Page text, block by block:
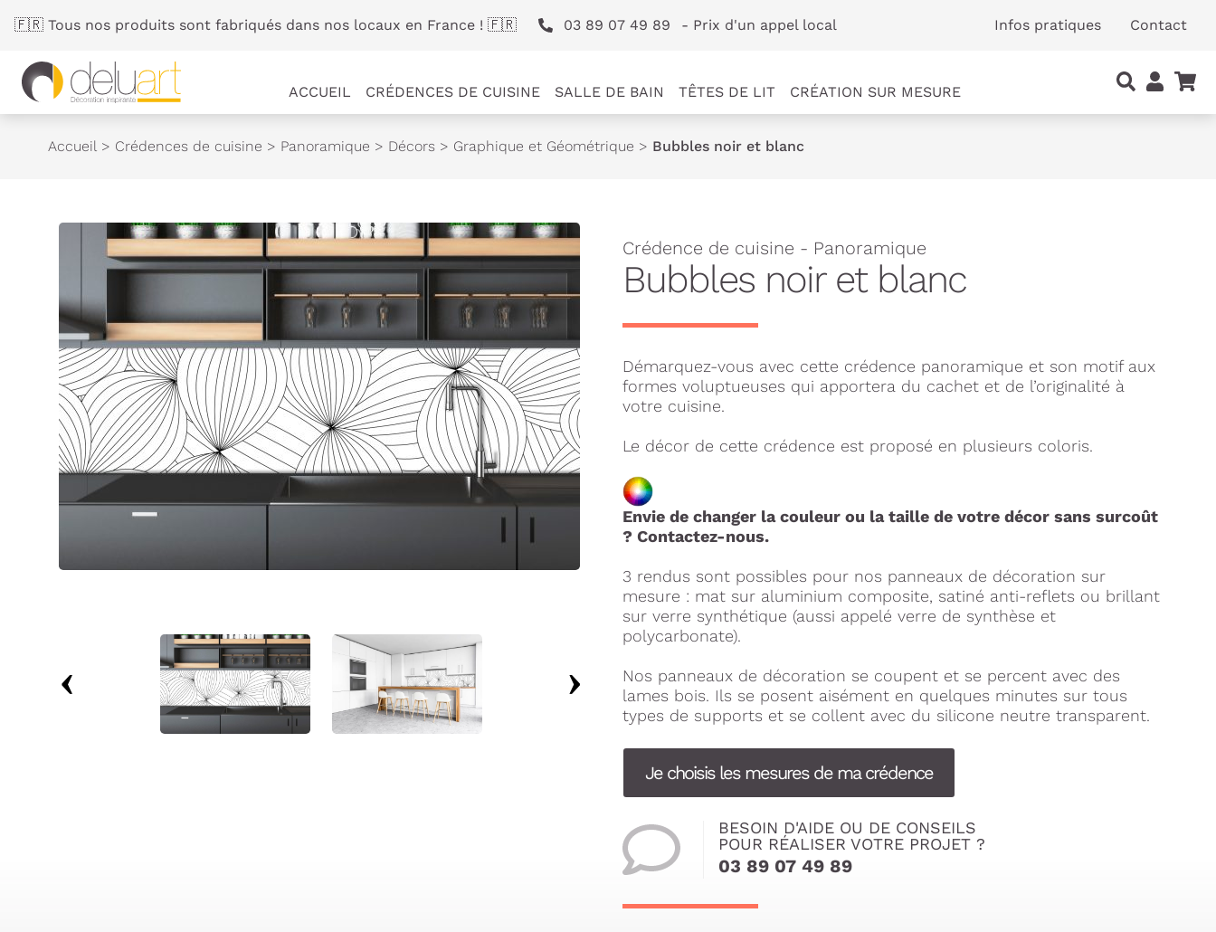
🇫🇷 Tous nos produits sont fabriqués dans nos locaux en France ! 🇫🇷 03 89 07 49 89 - Prix d'un appel local Infos pratiques Contact
ACCUEIL CRÉDENCES DE CUISINE SALLE DE BAIN TÊTES DE LIT CRÉATION SUR MESURE
Accueil > Crédences de cuisine > Panoramique > Décors > Graphique et Géométrique > Bubbles noir et blanc
Crédence de cuisine - Panoramique
Bubbles noir et blanc
Démarquez-vous avec cette crédence panoramique et son motif aux
formes voluptueuses qui apportera du cachet et de l’originalité à
votre cuisine.
Le décor de cette crédence est proposé en plusieurs coloris.
Envie de changer la couleur ou la taille de votre décor sans surcoût
? Contactez-nous.
3 rendus sont possibles pour nos panneaux de décoration sur
mesure : mat sur aluminium composite, satiné anti-reflets ou brillant
sur verre synthétique (aussi appelé verre de synthèse et
polycarbonate).
Nos panneaux de décoration se coupent et se percent avec des
lames bois. Ils se posent aisément en quelques minutes sur tous
types de supports et se collent avec du silicone neutre transparent.
Je choisis les mesures de ma crédence
BESOIN D'AIDE OU DE CONSEILS
POUR RÉALISER VOTRE PROJET ?
03 89 07 49 89